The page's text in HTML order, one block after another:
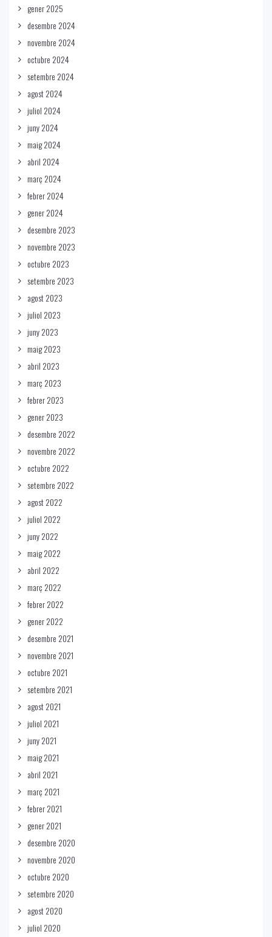
gener 2025
desembre 2024
novembre 2024
octubre 2024
setembre 2024
agost 2024
juliol 2024
juny 2024
maig 2024
abril 2024
març 2024
febrer 2024
gener 2024
desembre 2023
novembre 2023
octubre 2023
setembre 2023
agost 2023
juliol 2023
juny 2023
maig 2023
abril 2023
març 2023
febrer 2023
gener 2023
desembre 2022
novembre 2022
octubre 2022
setembre 2022
agost 2022
juliol 2022
juny 2022
maig 2022
abril 2022
març 2022
febrer 2022
gener 2022
desembre 2021
novembre 2021
octubre 2021
setembre 2021
agost 2021
juliol 2021
juny 2021
maig 2021
abril 2021
març 2021
febrer 2021
gener 2021
desembre 2020
novembre 2020
octubre 2020
setembre 2020
agost 2020
juliol 2020